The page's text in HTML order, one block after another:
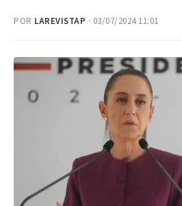
POR LAREVISTAP · 03/07/2024 11:01